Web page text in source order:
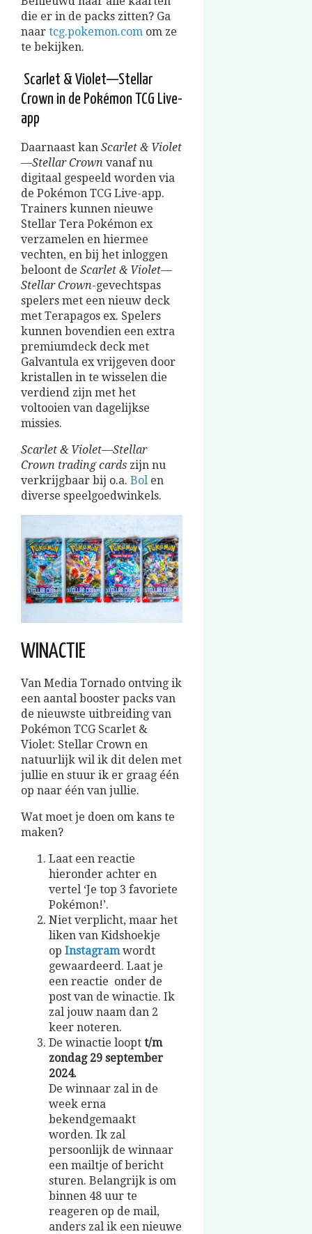
die er in de packs zitten? Ga
naar tcg.pokemon.com om ze
te bekijken.
Scarlet & Violet—Stellar
Crown in de Pokémon TCG Live-
app
Daarnaast kan Scarlet & Violet
—Stellar Crown vanaf nu
digitaal gespeeld worden via
de Pokémon TCG Live-app.
Trainers kunnen nieuwe
Stellar Tera Pokémon ex
verzamelen en hiermee
vechten, en bij het inloggen
beloont de Scarlet & Violet—
Stellar Crown-gevechtspas
spelers met een nieuw deck
met Terapagos ex. Spelers
kunnen bovendien een extra
premiumdeck deck met
Galvantula ex vrijgeven door
kristallen in te wisselen die
verdiend zijn met het
voltooien van dagelijkse
missies.
Scarlet & Violet—Stellar
Crown trading cards zijn nu
verkrijgbaar bij o.a. Bol en
diverse speelgoedwinkels.
WINACTIE
Van Media Tornado ontving ik
een aantal booster packs van
de nieuwste uitbreiding van
Pokémon TCG Scarlet &
Violet: Stellar Crown en
natuurlijk wil ik dit delen met
jullie en stuur ik er graag één
op naar één van jullie.
Wat moet je doen om kans te
maken?
Laat een reactie
hieronder achter en
vertel ‘Je top 3 favoriete
Pokémon!’.
Niet verplicht, maar het
liken van Kidshoekje
op Instagramwordt
gewaardeerd. Laat je
een reactie onder de
post van de winactie. Ik
zal jouw naam dan 2
keer noteren.
De winactie loopt t/m
zondag 29 september
2024.
De winnaar zal in de
week erna
bekendgemaakt
worden. Ik zal
persoonlijk de winnaar
een mailtje of bericht
sturen. Belangrijk is om
binnen 48 uur te
reageren op de mail,
anders zal ik een nieuwe